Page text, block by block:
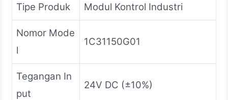
Tipe Produk Modul Kontrol Industri
Nomor Mode
l
1C31150G01
Tegangan In
put
24V DC (±10%)